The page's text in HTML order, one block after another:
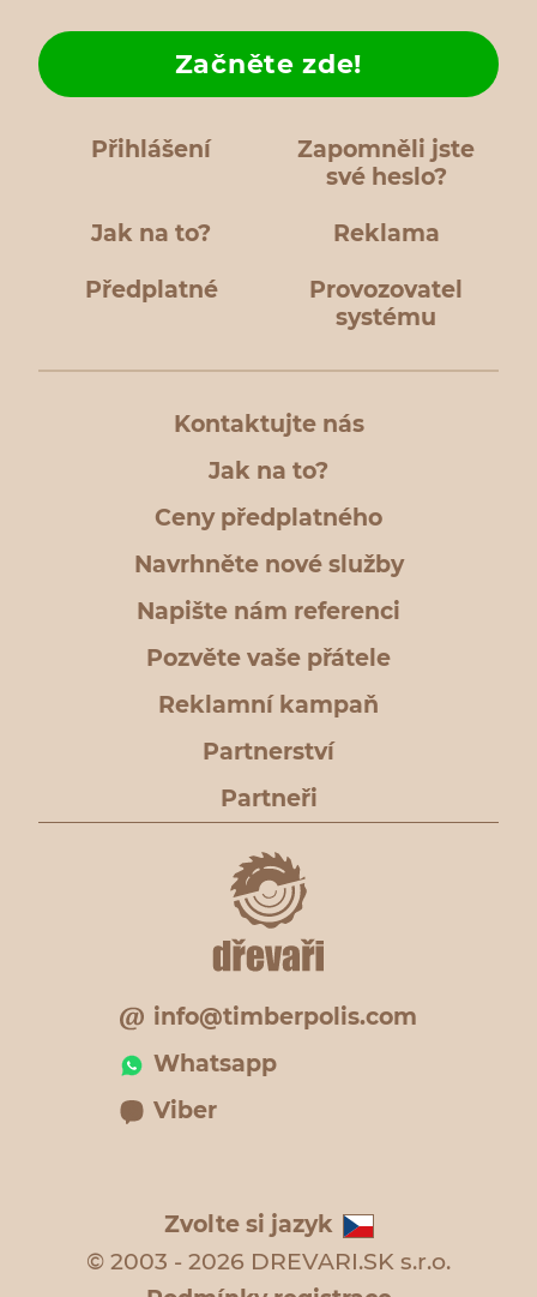
Přihlášení
Zapomněli jste
své heslo?
Jak na to?
Začněte zde!
Reklama
Předplatné
Provozovatel
systému
Kontaktujte nás
Jak na to?
Ceny předplatného
Navrhněte nové služby
Napište nám referenci
Pozvěte vaše přátele
Reklamní kampaň
Partnerství
Partneři
info@timberpolis.com
Whatsapp
Viber
Zvolte si jazyk
© 2003 - 2026 DREVARI.SK s.r.o.